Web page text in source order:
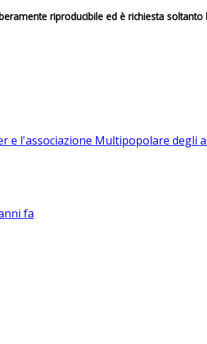
riproducibile ed è richiesta
e l'associazione Multipopolare degli
fa